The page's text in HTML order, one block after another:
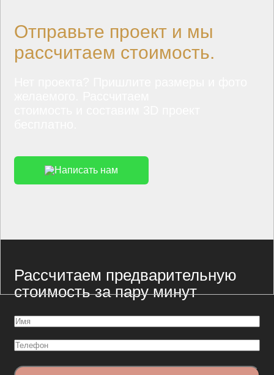
Отправьте проект и мы
рассчитаем стоимость.
Написать нам
Рассчитаем предварительную
стоимость за пару минут
Имя
Телефон